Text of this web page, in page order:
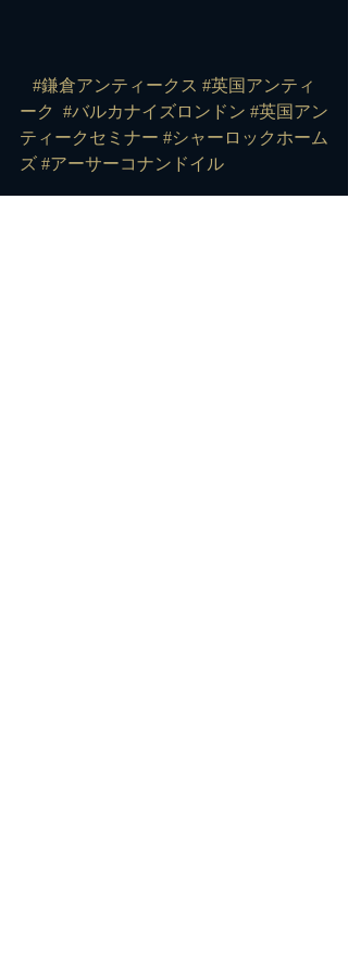
#鎌倉アンティークス #英国アンティ
ーク
#バルカナイズロンドン #英国アン
ティークセミナー #シャーロックホーム
ズ #アーサーコナンドイル